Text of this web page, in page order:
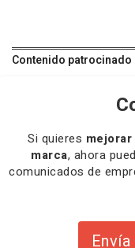
Contenido patrocinado
Si quieres
marca, ahora
comunicados de